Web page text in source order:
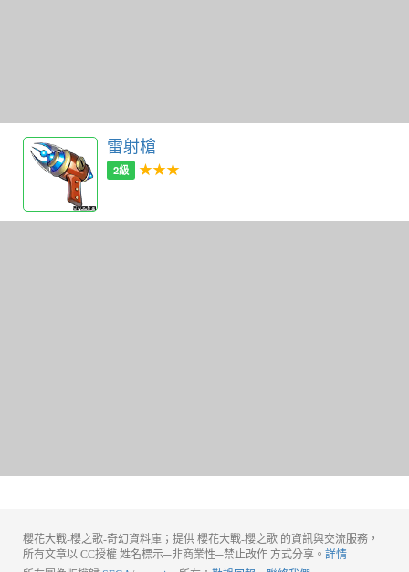
雷射槍
2級 ★★★
櫻花大戰-櫻之歌-奇幻資料庫；提供 櫻花大戰-櫻之歌 的資訊與交流服務，
所有文章以 CC授權 姓名標示─非商業性─禁止改作 方式分享。 詳情